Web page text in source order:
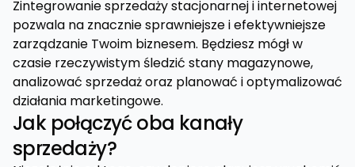
Zintegrowanie sprzedaży stacjonarnej i internetowej
pozwala na znacznie sprawniejsze i efektywniejsze
zarządzanie Twoim biznesem. Będziesz mógł w
czasie rzeczywistym śledzić stany magazynowe,
analizować sprzedaż oraz planować i optymalizować
działania marketingowe.
Jak połączyć oba kanały
sprzedaży?